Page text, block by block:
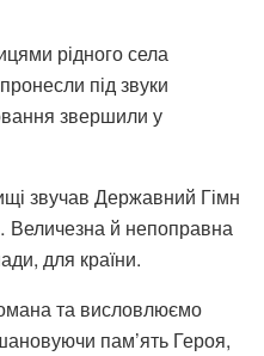
рідного села
під звуки
звершили у
звучав Державний Гімн
Величезна й непоправна
для країни.
та висловлюємо
пам’ять Героя,